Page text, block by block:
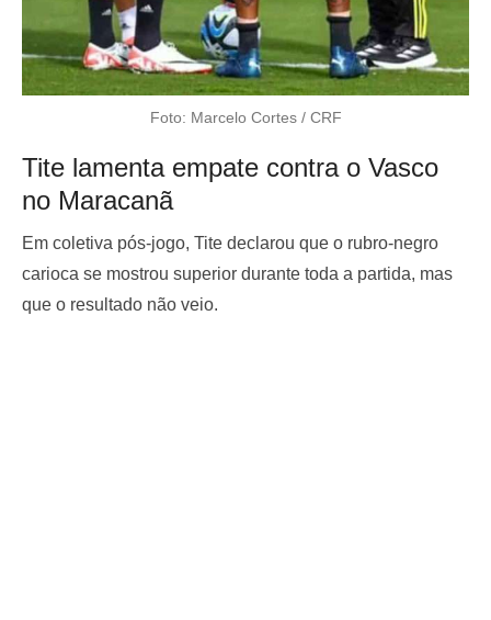
Foto: Marcelo Cortes / CRF
Tite lamenta empate contra o Vasco
no Maracanã
Em coletiva pós-jogo, Tite declarou que o rubro-negro
carioca se mostrou superior durante toda a partida, mas
que o resultado não veio.